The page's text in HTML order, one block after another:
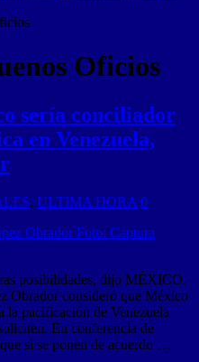
Oficios
sería conciliador
en Venezuela,
, ULTIMA HORA 0
posibilidades, dijo MÉXICO.-
Obrador consideró que México
la pacificación de Venezuela
En conferencia de
si se ponen de acuerdo …